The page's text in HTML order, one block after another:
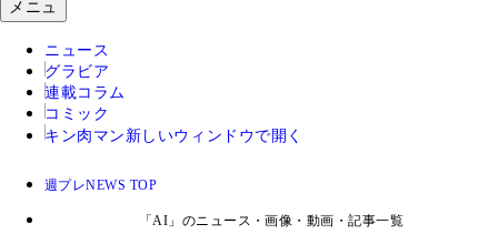
メニュ
ニュース
グラビア
連載コラム
コミック
キン肉マン 新しいウィンドウで開く
週プレNEWS TOP
「AI」のニュース・画像・動画・記事一覧